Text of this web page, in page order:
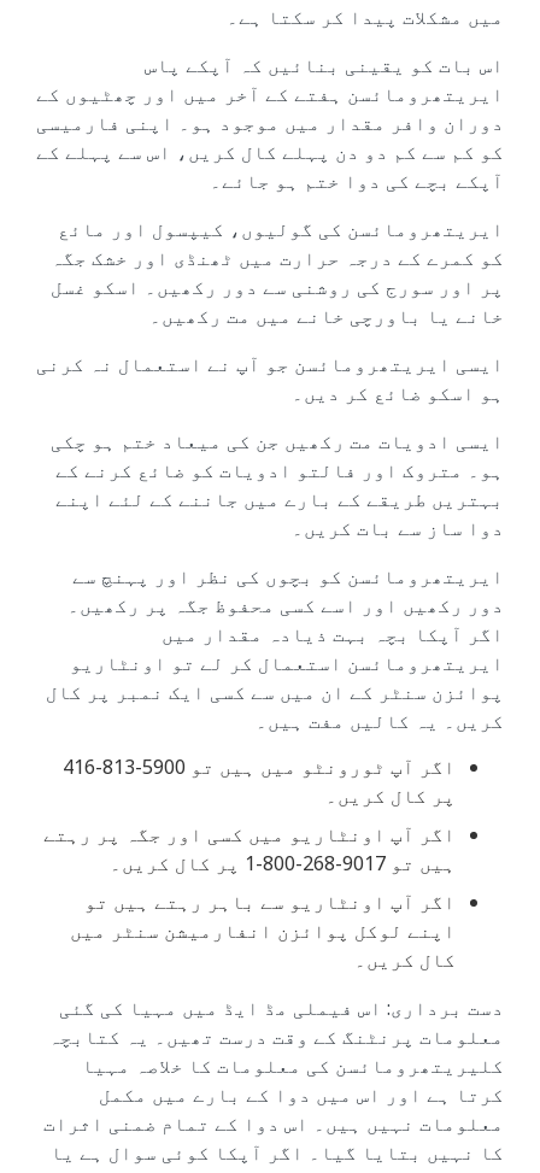
میں مشکلات پیدا کر سکتا ہے۔
اس بات کو یقینی بنائیں کہ آپکے پاس
ایریتھرومائسن ہفتے کے آخر میں اور چھٹیوں کے
دوران وافر مقدار میں موجود ہو۔ اپنی فارمیسی
کو کم سے کم دو دن پہلے کال کریں، اس سے پہلے کے
آپکے بچے کی دوا ختم ہو جائے۔
ایریتھرومائسن کی گولیوں، کیپسول اور مائع
کو کمرے کے درجہ حرارت میں ٹھنڈی اور خشک جگہ
پر اور سورج کی روشنی سے دور رکھیں۔ اسکو غسل
خانے یا باورچی خانے میں مت رکھیں۔
ایسی ایریتھرومائسن جو آپ نے استعمال نہ کرنی
ہو اسکو ضائع کر دیں۔
ایسی ادویات مت رکھیں جن کی میعاد ختم ہو چکی
ہو۔ متروک اور فالتو ادویات کو ضائع کرنے کے
بہتریں طریقے کے بارے میں جاننے کے لئے اپنے
دوا ساز سے بات کریں۔
ایریتھرومائسن کو بچوں کی نظر اور پہنچ سے
دور رکھیں اور اسے کسی محفوظ جگہ پر رکھیں۔
اگر آپکا بچہ بہت ذیادہ مقدار میں
ایریتھرومائسن استعمال کر لے تو اونٹاریو
پوائزن سنٹر کے ان میں سے کسی ایک نمبر پر کال
کریں۔ یہ کالیں مفت ہیں۔
اگر آپ ٹورونٹو میں ہیں تو 5900-813-416
پر کال کریں۔
اگر آپ اونٹاریو میں کسی اور جگہ پر رہتے
ہیں تو 9017-268-800-1 پر کال کریں۔
اگر آپ اونٹاریو سے باہر رہتے ہیں تو
اپنے لوکل پوائزن انفارمیشن سنٹر میں
کال کریں۔
دست برداری: اس فیملی مڈ ایڈ میں مہیا کی گئی
معلومات پرنٹنگ کے وقت درست تھیں۔ یہ کتابچہ
کلیریتھرومائسن کی معلومات کا خلاصہ مہیا
کرتا ہے اور اس میں دوا کے بارے میں مکمل
معلومات نہیں ہیں۔ اس دوا کے تمام ضمنی اثرات
کا نہیں بتایا گیا۔ اگر آپکا کوئی سوال ہے یا